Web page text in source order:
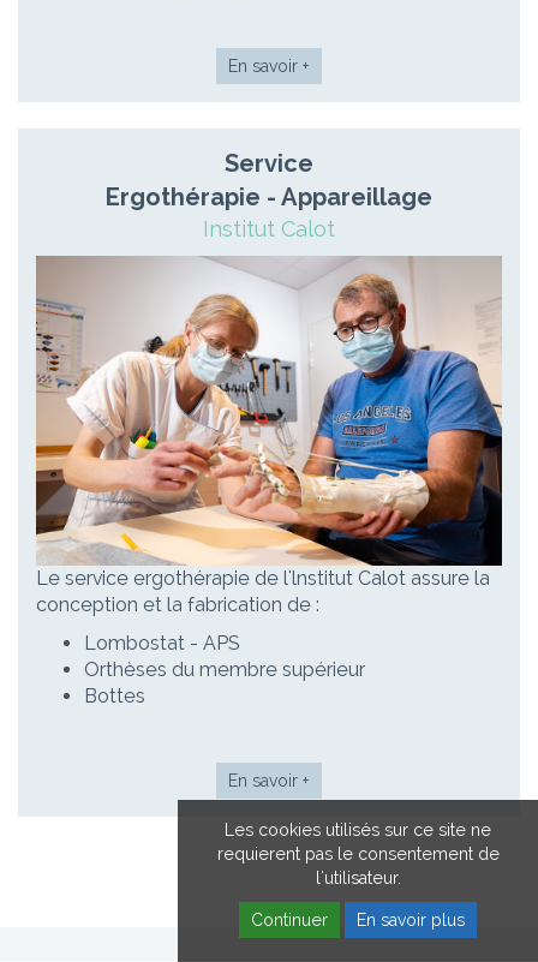
En savoir +
Service
Ergothérapie - Appareillage
Institut Calot
Le service ergothérapie de l'lnstitut Calot assure la
conception et la fabrication de :
Lombostat - APS
Orthèses du membre supérieur
Bottes
En savoir +
Les cookies utilisés sur ce site ne
requierent pas le consentement de
l'utilisateur.
Continuer En savoir plus